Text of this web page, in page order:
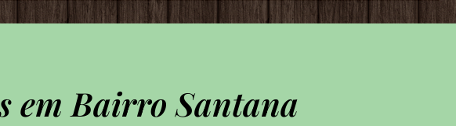
em Bairro Santana